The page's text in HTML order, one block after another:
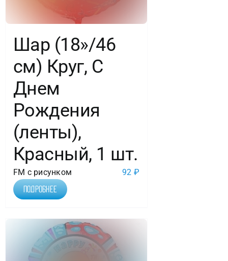
Шар (18»/46
см) Круг, С
Днем
Рождения
(ленты),
Красный, 1 шт.
FM с рисунком 92 ₽
Подробнее